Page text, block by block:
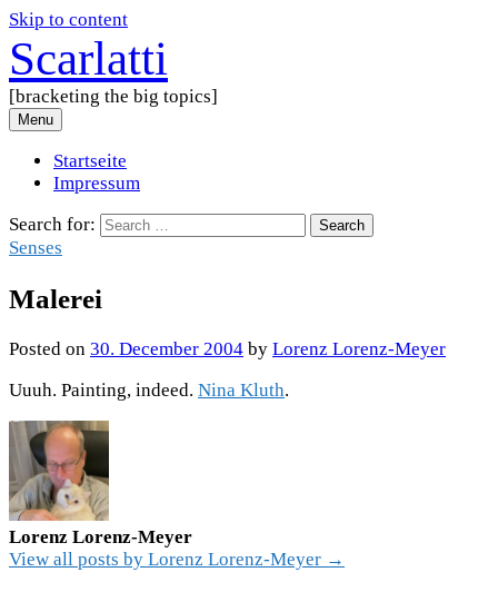
Skip to content
Scarlatti
[bracketing the big topics]
Menu
Startseite
Impressum
Search for:
Senses
Malerei
Posted on 30. December 2004 by Lorenz Lorenz-Meyer
Uuuh. Painting, indeed. Nina Kluth.
Lorenz Lorenz-Meyer
View all posts by Lorenz Lorenz-Meyer →